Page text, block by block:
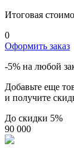
Итоговая
0
Оформить заказ
-5% на любой
Добавьте еще
и получите
До скидки 5%
90 000